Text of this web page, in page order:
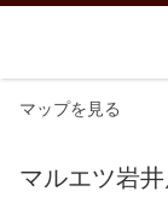
マップを見る
マルエツ岩